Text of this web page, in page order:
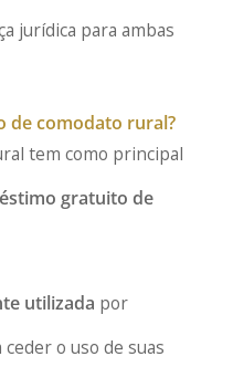
jurídica para ambas
de comodato rural?
tem como principal
gratuito de
utilizada por
o uso de suas